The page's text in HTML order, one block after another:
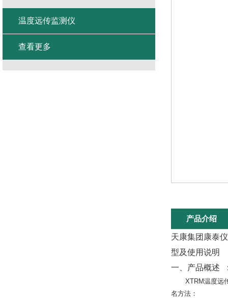
产品介绍
天康集团康泰
型及使用说明
一、产品概述
XTRM温度远传
名方法：
温度远传监测仪
查看更多